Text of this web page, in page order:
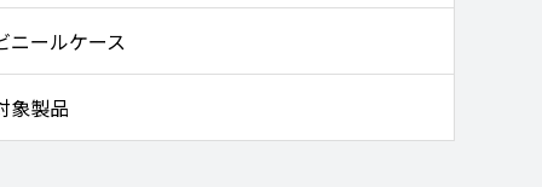
ニールケース
象製品